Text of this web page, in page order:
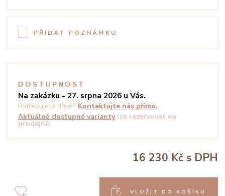
PŘIDAT POZNÁMKU
DOSTUPNOST
Na zakázku - 27. srpna 2026 u Vás.
Potřebujete dříve? Kontaktujte nás přímo.
Aktuálně dostupné varianty lze rezervovat na
prodejně.
16 230 Kč s DPH
VLOŽIT DO KOŠÍKU